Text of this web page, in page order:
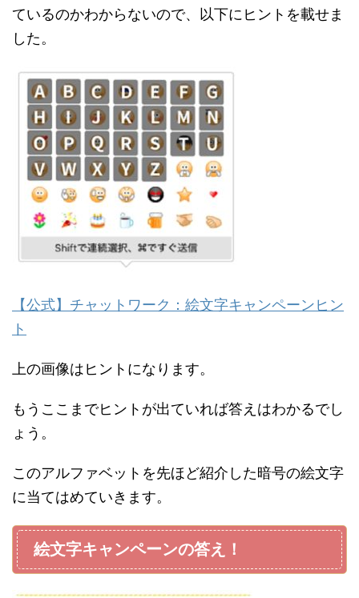
ているのかわからないので、以下にヒントを載せま
した。
【公式】チャットワーク：絵文字キャンペーンヒン
ト
上の画像はヒントになります。
もうここまでヒントが出ていれば答えはわかるでし
ょう。
このアルファベットを先ほど紹介した暗号の絵文字
に当てはめていきます。
絵文字キャンペーンの答え！